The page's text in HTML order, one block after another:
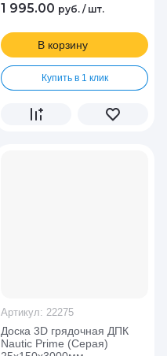
1 995.00 руб. /шт.
В корзину
Купить в 1 клик
Доска 3D грядочная ДПК
Nautic Prime (Серая)
Артикул: 22275